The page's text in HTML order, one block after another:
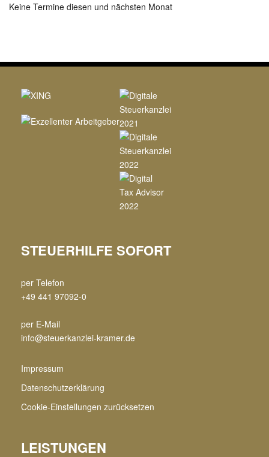
Keine Termine diesen und nächsten Monat
STEUERHILFE SOFORT
per Telefon
+49 441 97092-0
per E-Mail
info@steuerkanzlei-kramer.de
Impressum
Datenschutzerklärung
Cookie-Einstellungen zurücksetzen
LEISTUNGEN